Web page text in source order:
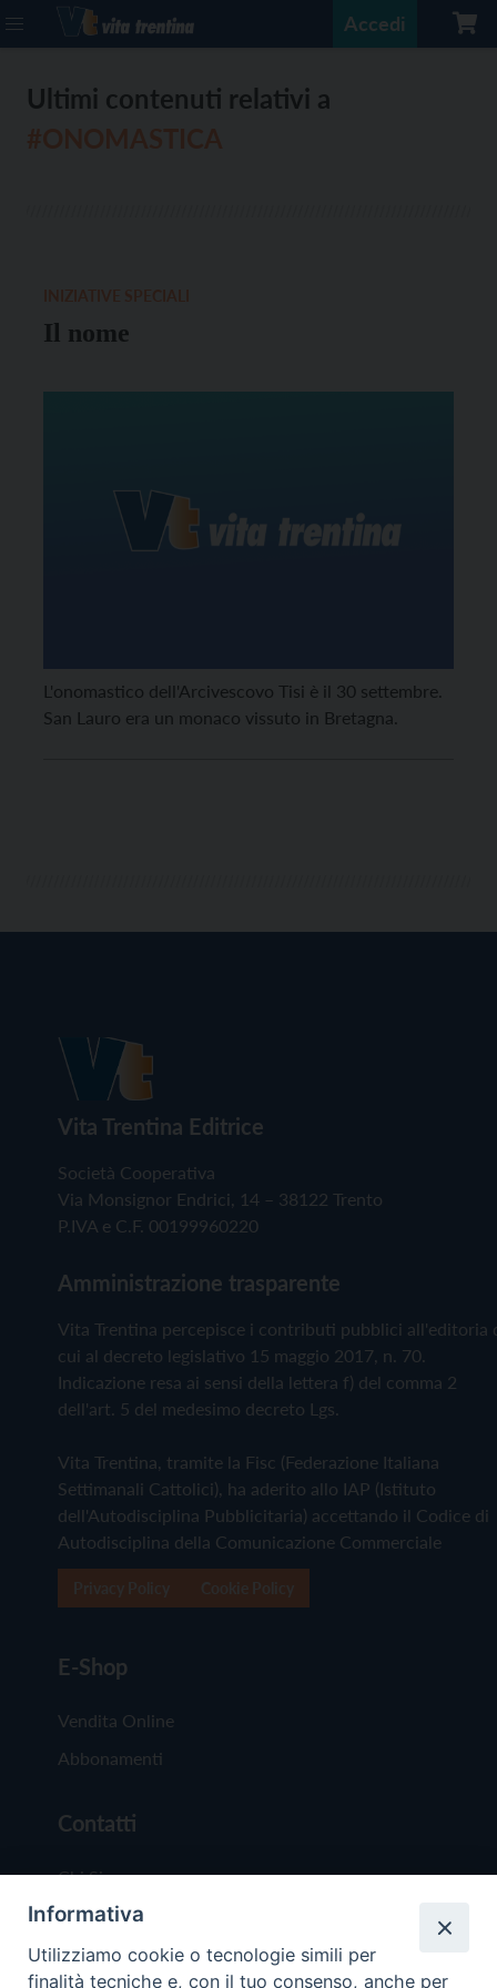
Accedi
Ultimi contenuti relativi a
Il nome
L'onomastico dell'Arcivescovo Tisi è il 30 settembre.
San Lauro era un monaco vissuto in Bretagna.
Vita Trentina Editrice
Società Cooperativa
Via Monsignor Endrici, 14 – 38122 Trento
P.IVA e C.F. 00199960220
Amministrazione trasparente
Vita Trentina percepisce i contributi pubblici all'editoria
cui al decreto legislativo 15 maggio 2017, n. 70.
Indicazione resa ai sensi della lettera f) del comma 2
dell'art. 5 del medesimo decreto Lgs.
Vita Trentina, tramite la Fisc (Federazione Italiana
Settimanali Cattolici), ha aderito allo IAP (Istituto
dell'Autodisciplina Pubblicitaria) accettando il Codice di
Autodisciplina della Comunicazione Commerciale
E-Shop
Vendita Online
Abbonamenti
Contatti
Chi Siamo
Redazione
Scrivici
Informativa
Utilizziamo cookie o tecnologie simili per
finalità tecniche e, con il tuo consenso, anche per